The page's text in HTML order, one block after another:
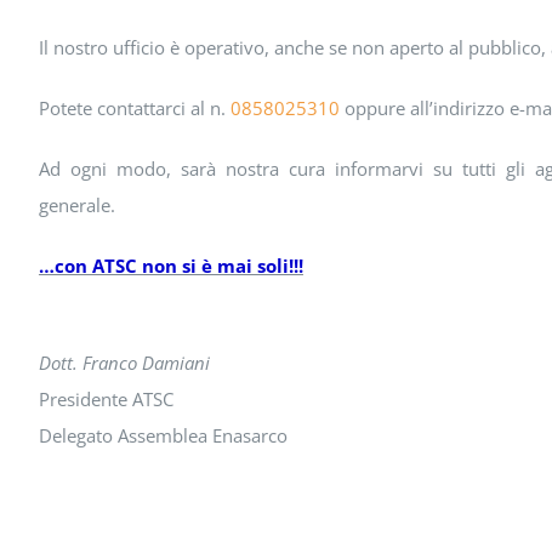
Il nostro ufficio è operativo, anche se non aperto al
Potete contattarci al n. 0858025310 oppure all’indirizzo e-
Ad ogni modo, sarà nostra cura informarvi su tutti gli
generale.
…con ATSC non si è mai soli!!!
Dott. Franco Damiani
Presidente ATSC
Delegato Assemblea Enasarco